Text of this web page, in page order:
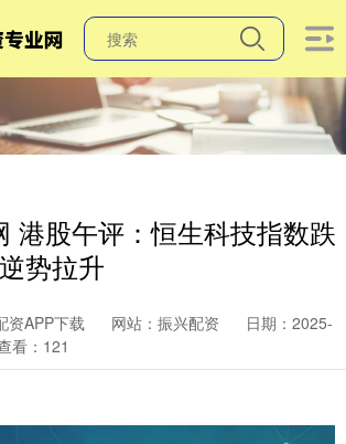
港股午评：恒生科技指数跌
势拉升
资APP下载 网站：振兴配资
日期：2025-
看：121